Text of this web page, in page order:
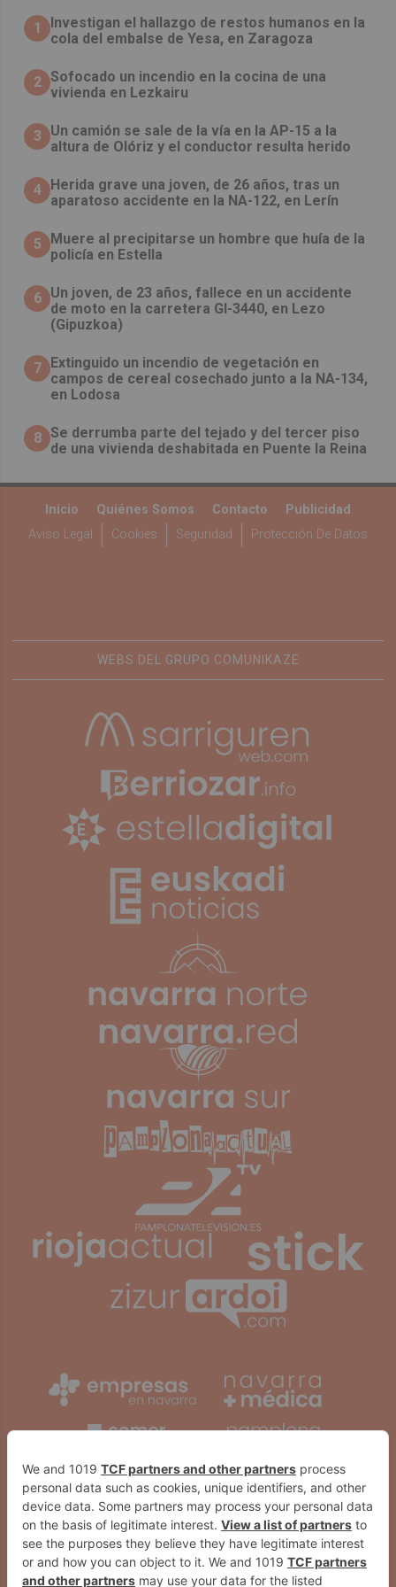
1
Investigan el hallazgo de restos humanos en la
cola del embalse de Yesa, en Zaragoza
2 Sofocado un incendio en la cocina de una
vivienda en Lezkairu
3
Un camión se sale de la vía en la AP-15 a la
altura de Olóriz y el conductor resulta herido
4
Herida grave una joven, de 26 años, tras un
aparatoso accidente en la NA-122, en Lerín
5
Muere al precipitarse un hombre que huía de la
policía en Estella
6 Un joven, de 23 años, fallece en un accidente
de moto en la carretera GI-3440, en Lezo
(Gipuzkoa)
7
Extinguido un incendio de vegetación en
campos de cereal cosechado junto a la NA-134,
en Lodosa
8 Se derrumba parte del tejado y del tercer piso
de una vivienda deshabitada en Puente la Reina
Inicio Quiénes Somos Contacto
Publicidad
Aviso Legal
Cookies Seguridad Protección De Datos
WEBS DEL GRUPO COMUNIKAZE